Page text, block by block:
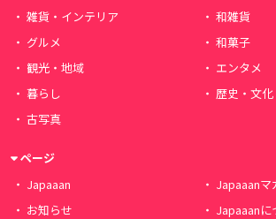
雑貨・インテリア
和雑貨
グルメ
和菓子
観光・地域
エンタメ
暮らし
歴史・文化
古写真
ページ
Japaaan
Japaaanマ
お知らせ
Japaaanに